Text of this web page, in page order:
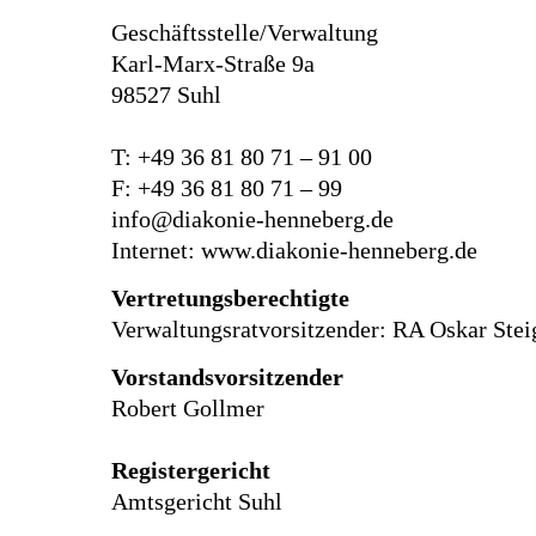
Geschäftsstelle/Verwaltung
Karl-Marx-Straße 9a
98527 Suhl
T: +49 36 81 80 71 – 91 00
F: +49 36 81 80 71 – 99
info@diakonie-henneberg.de
Internet: www.diakonie-henneberg.de
Vertretungsberechtigte
Verwaltungsratvorsitzender: RA Oskar
Vorstandsvorsitzender
Robert Gollmer
Registergericht
Amtsgericht Suhl